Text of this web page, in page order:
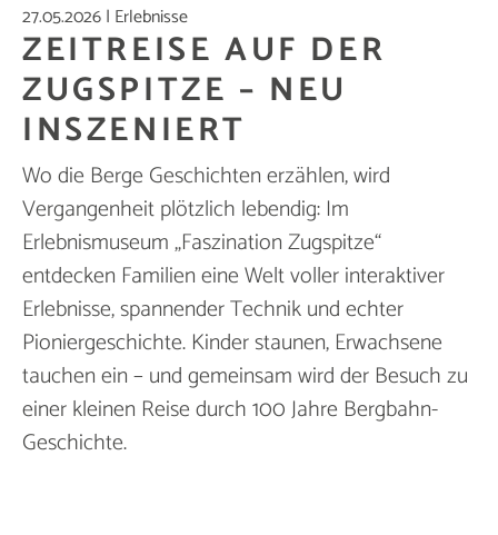
27.05.2026| Erlebnisse
ZEITREISE AUF DER
ZUGSPITZE – NEU
INSZENIERT
Wo die Berge Geschichten erzählen, wird
Vergangenheit plötzlich lebendig: Im
Erlebnismuseum „Faszination Zugspitze“
entdecken Familien eine Welt voller interaktiver
Erlebnisse, spannender Technik und echter
Pioniergeschichte. Kinder staunen, Erwachsene
tauchen ein – und gemeinsam wird der Besuch zu
einer kleinen Reise durch 100 Jahre Bergbahn-
Geschichte.